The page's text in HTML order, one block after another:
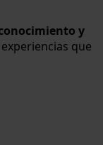
y
experiencias que